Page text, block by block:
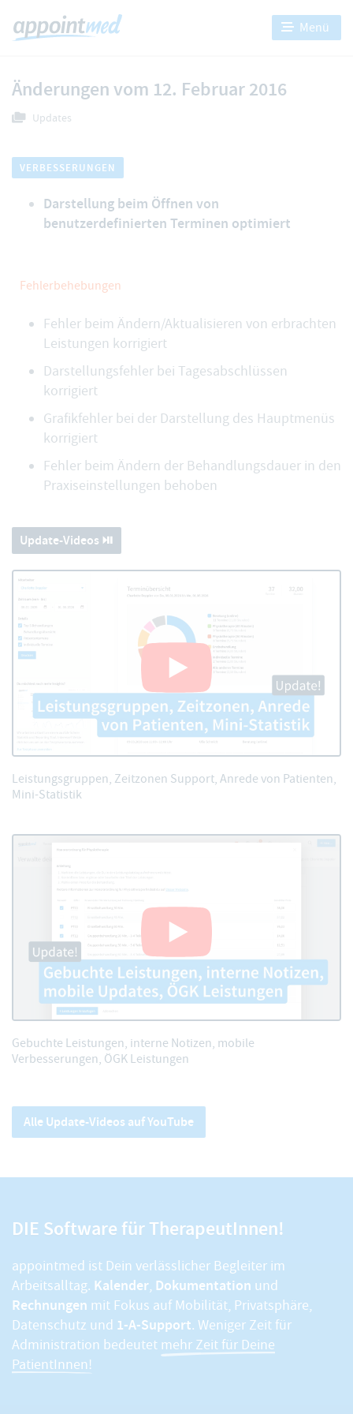
Menü
Änderungen vom 12. Februar 2016
Updates
VERBESSERUNGEN
Darstellung beim Öffnen von
benutzerdefinierten Terminen optimiert
Fehlerbehebungen
Fehler beim Ändern/Aktualisieren von erbrachten
Leistungen korrigiert
Darstellungsfehler bei Tagesabschlüssen
korrigiert
Grafikfehler bei der Darstellung des Hauptmenüs
korrigiert
Fehler beim Ändern der Behandlungsdauer in den
Praxiseinstellungen behoben
Update-Videos ⏯️
Leistungsgruppen, Zeitzonen Support, Anrede von Patienten,
Mini-Statistik
Gebuchte Leistungen, interne Notizen, mobile
Verbesserungen, ÖGK Leistungen
Alle Update-Videos auf YouTube
DIE Software für TherapeutInnen!
appointmed ist Dein verlässlicher Begleiter im
Arbeitsalltag. Kalender, Dokumentation und
Rechnungen mit Fokus auf Mobilität, Privatsphäre,
Datenschutz und 1-A-Support. Weniger Zeit für
Administration bedeutet mehr Zeit für Deine
PatientInnen!